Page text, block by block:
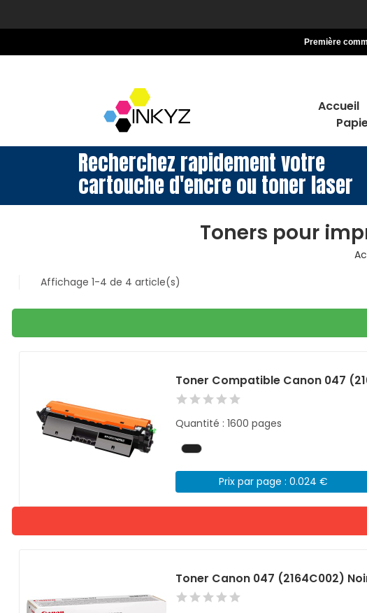
Première
Accueil
Recherchez rapidement votre
cartouche d'encre ou toner laser
Toners pour
Affichage 1-4 de 4 article(s)
Toner Compatible Canon 047
Quantité : 1600 pages
Prix par page : 0.024 €
Toner Canon 047 (2164C002)